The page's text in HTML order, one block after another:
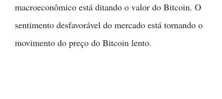
macroeconômico está ditando o valor do Bitcoin. O
sentimento desfavorável do mercado está tornando o
movimento do preço do Bitcoin lento.